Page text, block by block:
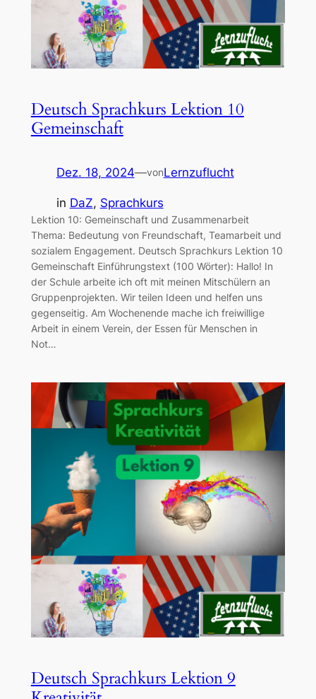
Deutsch Sprachkurs Lektion 10
Gemeinschaft
Dez. 18, 2024—vonLernzuflucht
in DaZ, Sprachkurs
Lektion 10: Gemeinschaft und Zusammenarbeit
Thema: Bedeutung von Freundschaft, Teamarbeit und
sozialem Engagement. Deutsch Sprachkurs Lektion 10
Gemeinschaft Einführungstext (100 Wörter): Hallo! In
der Schule arbeite ich oft mit meinen Mitschülern an
Gruppenprojekten. Wir teilen Ideen und helfen uns
gegenseitig. Am Wochenende mache ich freiwillige
Arbeit in einem Verein, der Essen für Menschen in
Not…
Deutsch Sprachkurs Lektion 9